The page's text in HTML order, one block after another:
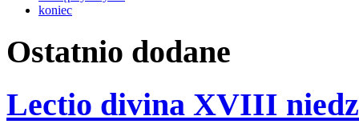
koniec
Ostatnio dodane
Lectio divina XVIII